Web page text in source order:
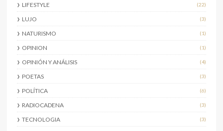
LIFESTYLE (22)
LUJO (3)
NATURISMO (1)
OPINION (1)
OPINIÓN Y ANÁLISIS (4)
POETAS (3)
POLÍTICA (6)
RADIOCADENA (3)
TECNOLOGIA (3)